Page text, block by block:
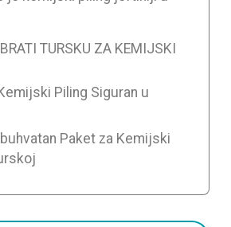
TURSKU ZA KEMIJSKI
Piling Siguran u
Paket za Kemijski